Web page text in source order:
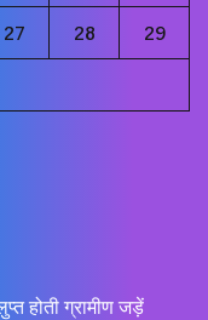
27 28 29
होती ग्रामीण जड़ें